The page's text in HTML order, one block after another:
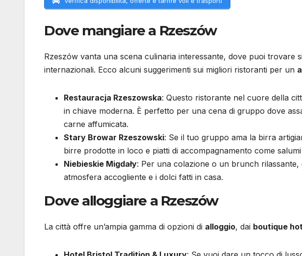
Dove mangiare a Rzeszów
Rzeszów vanta una scena culinaria interessante, dove puoi trovare
internazionali. Ecco alcuni suggerimenti sui migliori ristoranti per un
Restauracja Rzeszowska: Questo ristorante nel cuore della
in chiave moderna. È perfetto per una cena di gruppo dove
carne affumicata.
Stary Browar Rzeszowski: Se il tuo gruppo ama la birra
birre prodotte in loco e piatti di accompagnamento come
Niebieskie Migdały: Per una colazione o un brunch
atmosfera accogliente e i dolci fatti in casa.
Dove alloggiare a Rzeszów
La città offre un’ampia gamma di opzioni di alloggio, dai boutique